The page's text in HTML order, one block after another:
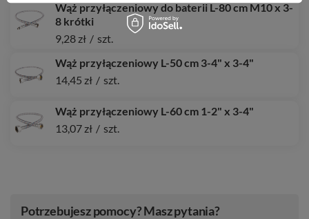
Wąż przyłączeniowy do baterii L-80 cm M10 x 3-
8 krótki
9,28 zł / szt.
Wąż przyłączeniowy L-50 cm 3-4" x 3-4"
14,45 zł / szt.
Wąż przyłączeniowy L-60 cm 1-2" x 3-4"
13,07 zł / szt.
Potrzebujesz pomocy? Masz pytania?